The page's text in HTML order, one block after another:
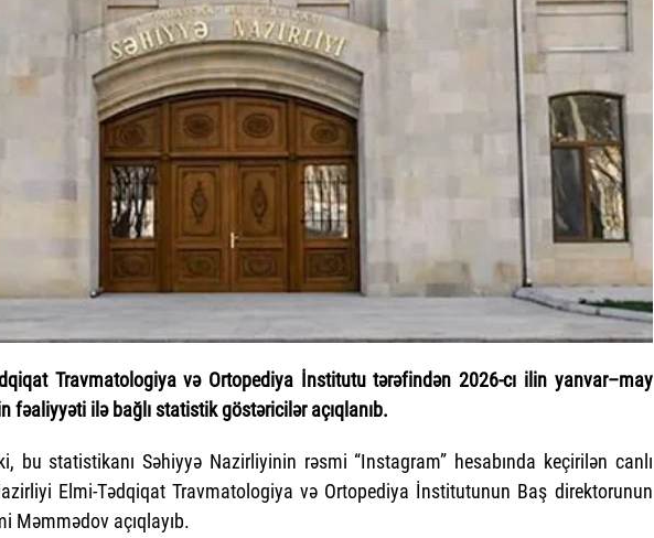
Travmatologiya və Ortopediya İnstitutu tərəfindən 2026-cı ilin yanvar–may
fəaliyyəti ilə bağlı statistik göstəricilər açıqlanıb.
bu statistikanı Səhiyyə Nazirliyinin rəsmi “Instagram” hesabında keçirilən canlı
Elmi-Tədqiqat Travmatologiya və Ortopediya İnstitutunun Baş direktorunun
Məmmədov açıqlayıb.